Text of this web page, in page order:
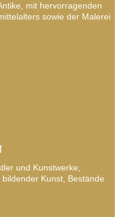
mit hervorragenden
sowie der Malerei
und Kunstwerke,
Kunst, Bestände